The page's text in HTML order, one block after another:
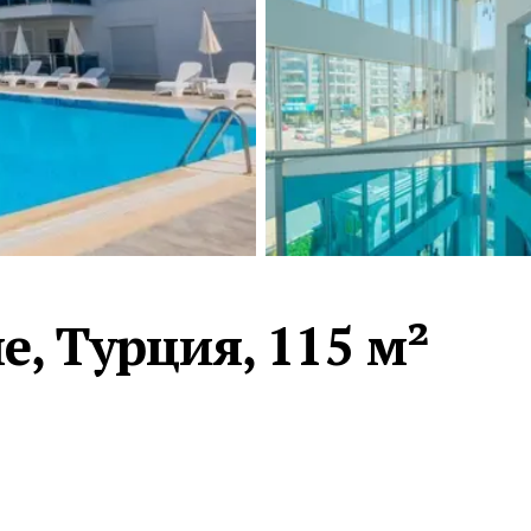
Турция · 2 556
Таиланд · 2 172
Россия · 2 106
Турция · 2 092
Турция · 1 810
Турция, 115 м²